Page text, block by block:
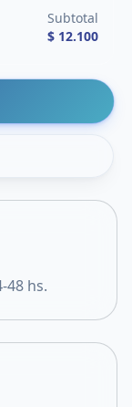
Subtotal
$ 12.100
48 hs.